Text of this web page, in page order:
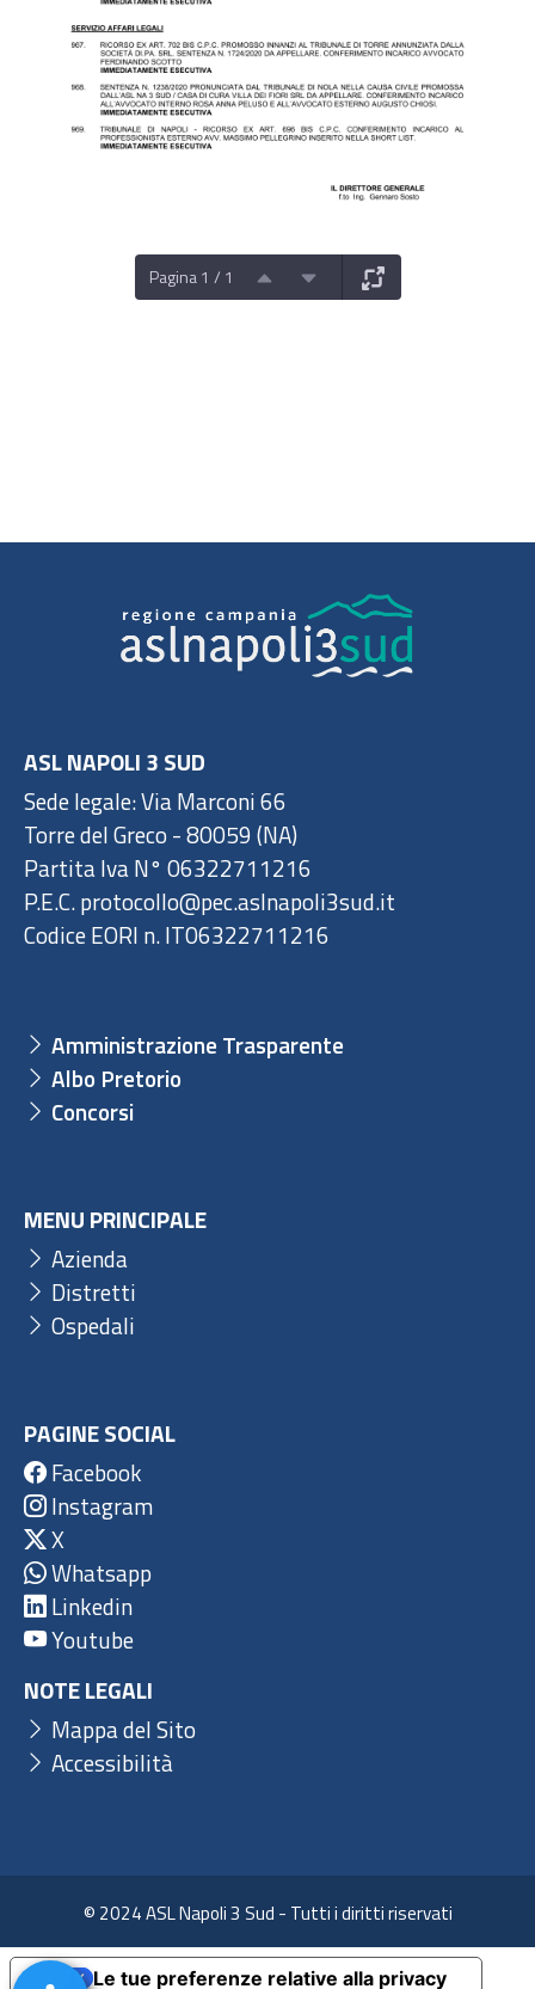
Pagina 1 / 1
ASL NAPOLI 3 SUD
Sede legale: Via Marconi 66
Torre del Greco - 80059 (NA)
Partita Iva N° 06322711216
P.E.C. protocollo@pec.aslnapoli3sud.it
Codice EORI n. IT06322711216
Amministrazione Trasparente
Albo Pretorio
Concorsi
MENU PRINCIPALE
Azienda
Distretti
Ospedali
PAGINE SOCIAL
Facebook
Instagram
X
Whatsapp
Linkedin
Youtube
NOTE LEGALI
Mappa del Sito
Accessibilità
© 2024 ASL Napoli 3 Sud - Tutti i diritti riservati
Le tue preferenze relative alla privacy